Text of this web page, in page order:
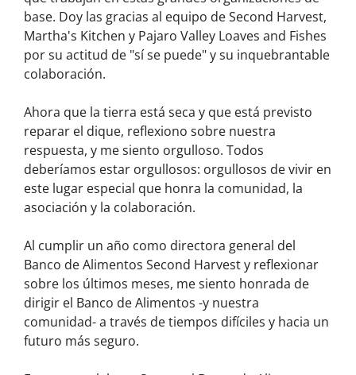
base. Doy las gracias al equipo de Second Harvest,
Martha's Kitchen y Pajaro Valley Loaves and Fishes
por su actitud de "sí se puede" y su inquebrantable
colaboración.
Ahora que la tierra está seca y que está previsto
reparar el dique, reflexiono sobre nuestra
respuesta, y me siento orgulloso. Todos
deberíamos estar orgullosos: orgullosos de vivir en
este lugar especial que honra la comunidad, la
asociación y la colaboración.
Al cumplir un año como directora general del
Banco de Alimentos Second Harvest y reflexionar
sobre los últimos meses, me siento honrada de
dirigir el Banco de Alimentos -y nuestra
comunidad- a través de tiempos difíciles y hacia un
futuro más seguro.